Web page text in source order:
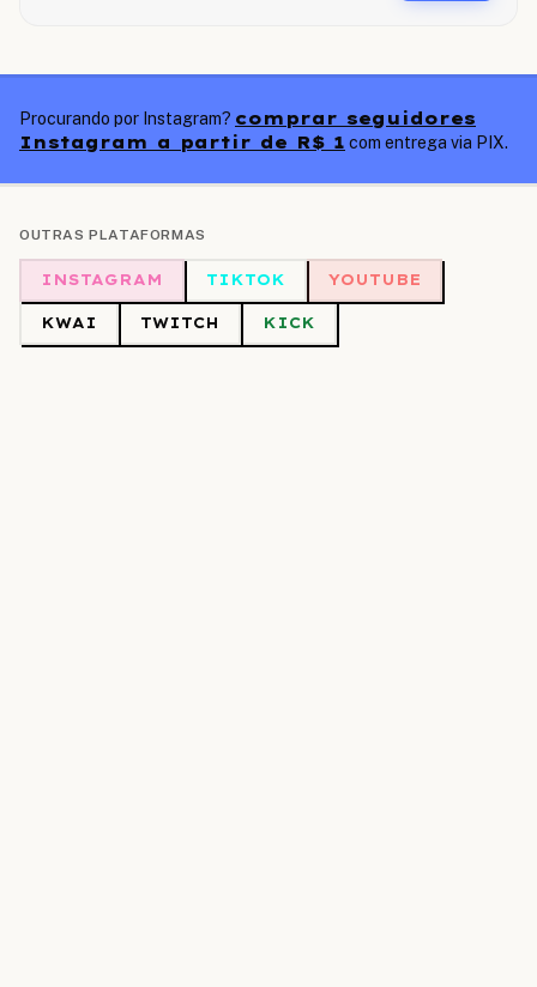
Procurando por Instagram? comprar seguidores
Instagram a partir de R$ 1 com entrega via PIX.
OUTRAS PLATAFORMAS
INSTAGRAM TIKTOK YOUTUBE
KWAI TWITCH KICK